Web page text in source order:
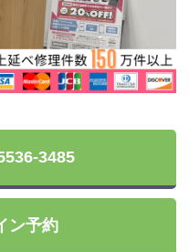
3485
ン予約